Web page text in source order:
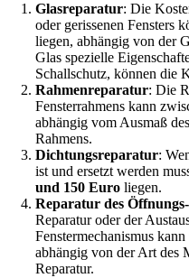
Glasreparatur: Die
oder gerissenen Fensters
liegen, abhängig von der
Glas spezielle
Schallschutz, können die
Rahmenreparatur: Die
Fensterrahmens kann
abhängig vom Ausmaß
Rahmens.
Dichtungsreparatur:
ist und ersetzt werden
und 150 Euro liegen.
Reparatur des
Reparatur oder der
Fenstermechanismus
abhängig von der Art des
Reparatur.